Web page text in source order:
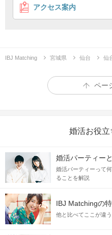
個室8対8 結婚に前向き
アクセス案内
IBJ Matching 宮城県 仙台 仙
ペー
婚活お役立
婚活パーティー
婚活パーティーって
ることを解説
IBJ Matchingの
他と比べてここが違